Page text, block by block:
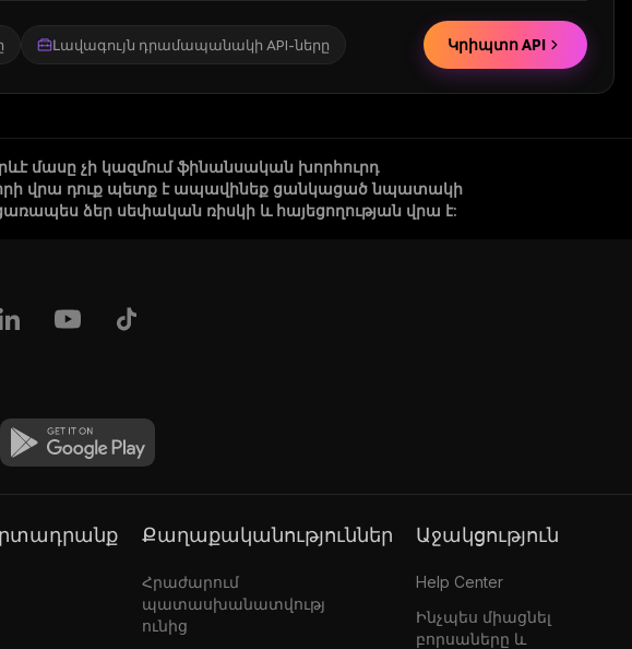
Լավագույն դրամապանակի API-ները Կրիպտո API
մասը չի կազմում ֆինանսական խորհուրդ
որի վրա դուք պետք է ապավինեք ցանկացած նպատակի
ձեր սեփական ռիսկի և հայեցողության վրա է:
Քաղաքականություններ
Հրաժարում
պատասխանատվությ
ունից
Աջակցություն
Help Center
Ինչպես միացնել
բորսաները և